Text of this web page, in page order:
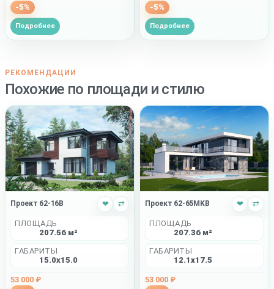
-5%
Подробнее
-5%
Подробнее
РЕКОМЕНДАЦИИ
Похожие по площади и стилю
Проект 62-16B ❤ ⇄
ПЛОЩАДЬ
207.56 м²
ГАБАРИТЫ
15.0x15.0
53 000 ₽
Проект 62-65MKB ❤ ⇄
ПЛОЩАДЬ
207.36 м²
ГАБАРИТЫ
12.1x17.5
53 000 ₽